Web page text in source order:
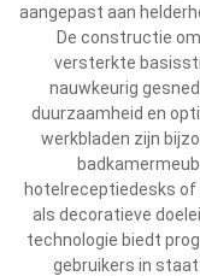
aangepast aan
De constructie
versterkte
nauwkeurig
duurzaamheid en
werkbladen zijn
hotelreceptiedesks of
als decoratieve
technologie biedt
gebruikers in